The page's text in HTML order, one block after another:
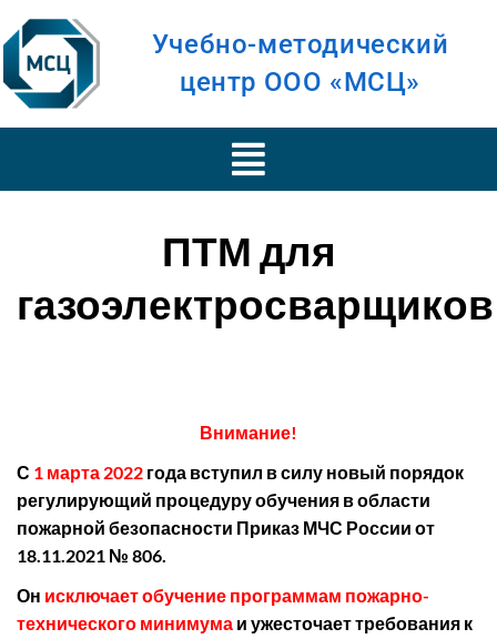
Учебно-методический
центр ООО «МСЦ»
ПТМ для
газоэлектросварщиков
Внимание!
С 1 марта 2022 года вступил в силу новый порядок
регулирующий процедуру обучения в области
пожарной безопасности Приказ МЧС России от
18.11.2021 № 806.
Он исключает обучение программам пожарно-
технического минимума и ужесточает требования к